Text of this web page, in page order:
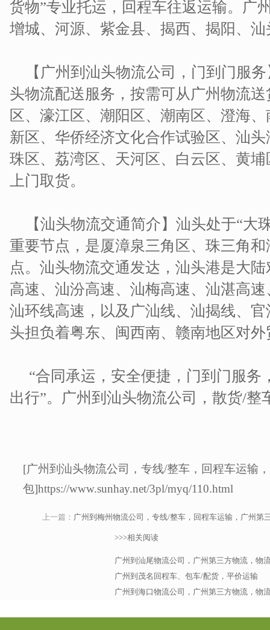
货物”专业托运，回程车往返运输。广
增城、河源、紫金县、揭西、揭阳、
【广州到汕头物流公司，门到门服
头物流配送服务，按需可从广州物流
区、濠江区、潮阳区、潮南区、澄海
新区、华侨经济文化合作试验区、汕
珠区、荔湾区、天河区、白云区、黄
上门取货。
【汕头物流交通简介】汕头处于“大
重要节点，是厦漳泉三角区、珠三角
点。汕头物流交通发达，汕头港是大
高速、汕汾高速、汕梅高速、汕湛高
汕环线高速，以及广汕线、汕揭线、
头担负着粤东、闽西南、赣南地区对
“合同承运，安全便捷，门到门服
出行”。广州到汕头物流公司，散货/
[广州到汕头物流公司，专线/整车，回程车运输
包]https://www.sunhay.net/3pl/myq/110.html
上一篇： 广州到梅州物流公司，专线/整车，回程车运输，广州第
>>>相关阅读
广州到汕尾物流公司，广州第三方物流，物
广州到茂名回程车、包车/配货，平价运输
广州到海口物流公司，广州第三方物流，物